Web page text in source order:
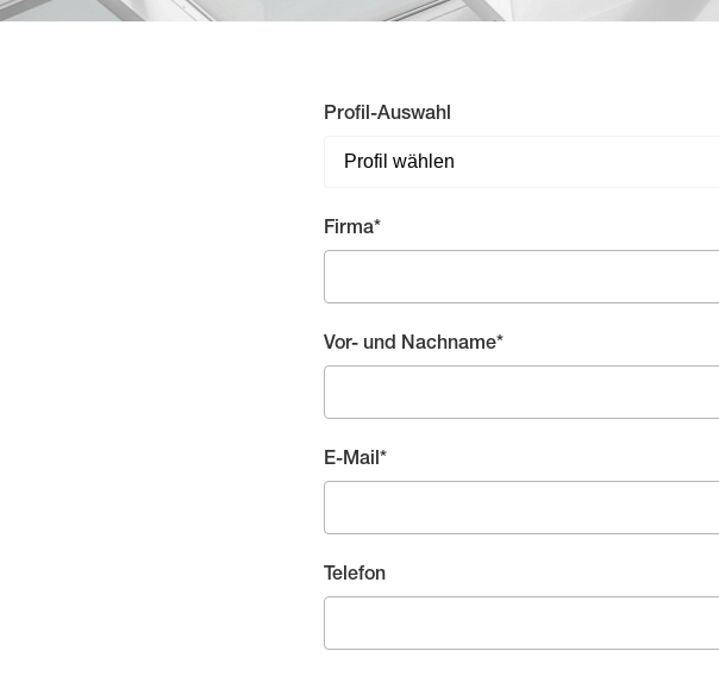
Profil-Auswahl
Pflichtfeld
Firma*
Pflichtfeld
Vor- und Nachname*
Pflichtfeld
E-Mail*
Telefon